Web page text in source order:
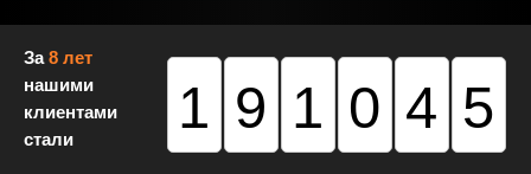
За8 лет
нашими
клиентами
стали
191045